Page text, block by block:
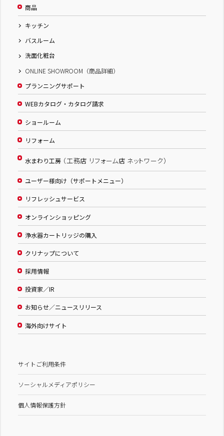
商品
キッチン
バスルーム
洗面化粧台
ONLINE SHOWROOM（商品詳細）
プランニングサポート
WEBカタログ・カタログ請求
ショールーム
リフォーム
水まわり工房 （工務店 リフォーム店 ネットワーク）
ユーザー様向け（サポートメニュー）
リフレッシュサービス
オンラインショッピング
浄水器カートリッジの購入
クリナップについて
採用情報
投資家／IR
お知らせ／ニュースリリース
海外向けサイト
サイトご利用条件
ソーシャルメディアポリシー
個人情報保護方針